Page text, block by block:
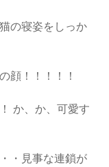
の寝姿をしっか
顔！！！！！
か、か、可愛す
・見事な連鎖が